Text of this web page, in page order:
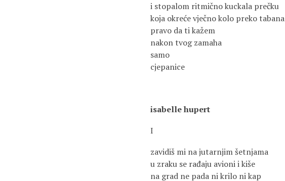
i stopalom ritmično kuckala prečku
koja okreće vječno kolo preko tabana
pravo da ti kažem
nakon tvog zamaha
samo
cjepanice
isabelle hupert
I
zavidiš mi na jutarnjim šetnjama
u zraku se rađaju avioni i kiše
na grad ne pada ni krilo ni kap